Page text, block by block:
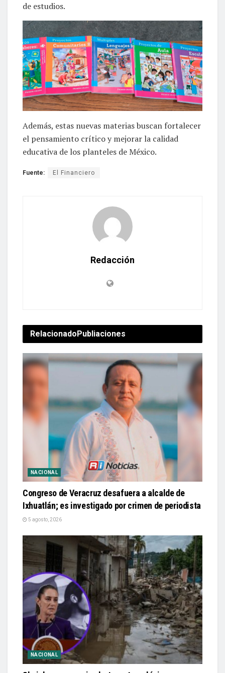
de estudios.
Además, estas nuevas materias buscan fortalecer
el pensamiento crítico y mejorar la calidad
educativa de los planteles de México.
Fuente: El Financiero
Redacción
RelacionadoPubliaciones
NACIONAL
Congreso de Veracruz desafuera a alcalde de
Ixhuatlán; es investigado por crimen de periodista
5 agosto, 2026
NACIONAL